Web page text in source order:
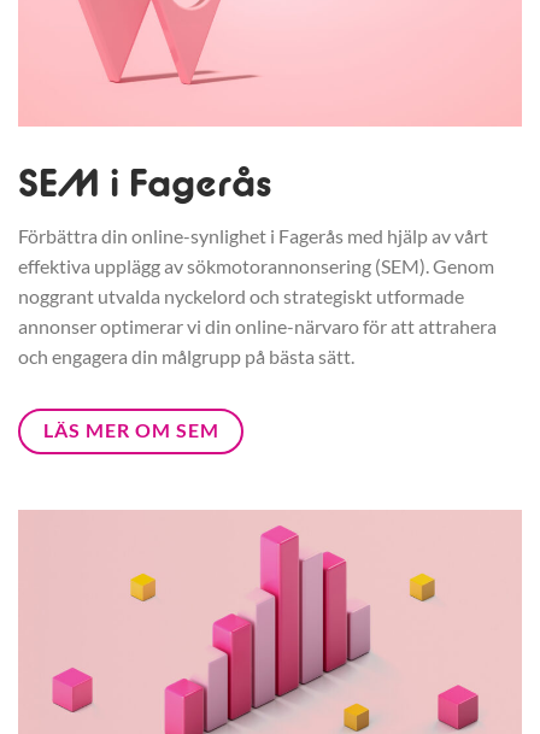
SEM i Fagerås
Förbättra din online-synlighet i Fagerås med hjälp av vårt
effektiva upplägg av sökmotorannonsering (SEM). Genom
noggrant utvalda nyckelord och strategiskt utformade
annonser optimerar vi din online-närvaro för att attrahera
och engagera din målgrupp på bästa sätt.
LÄS MER OM SEM